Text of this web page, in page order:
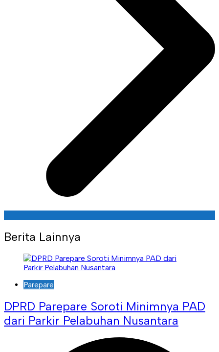
Berita Lainnya
Parepare
DPRD Parepare Soroti Minimnya PAD
dari Parkir Pelabuhan Nusantara